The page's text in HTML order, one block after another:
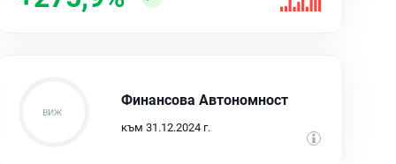
Финансова Автономност
към 31.12.2024 г.